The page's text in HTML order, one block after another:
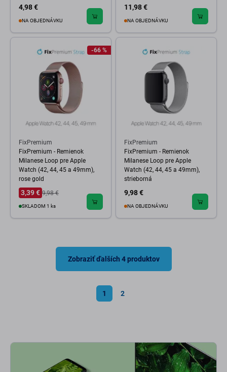
4,98 €
NA OBJEDNÁVKU
11,98 €
NA OBJEDNÁVKU
-66 %
FixPremium
FixPremium - Remienok
Milanese Loop pre Apple
Watch (42, 44, 45 a 49mm),
rose gold
3,39 € 9,98 €
SKLADOM 1 ks
FixPremium
FixPremium - Remienok
Milanese Loop pre Apple
Watch (42, 44, 45 a 49mm),
strieborná
9,98 €
NA OBJEDNÁVKU
Zobraziť ďalších 4 produktov
1 2